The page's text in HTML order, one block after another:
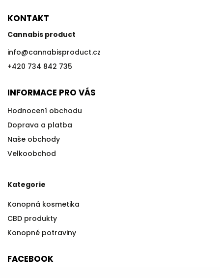
KONTAKT
Cannabis product
info@cannabisproduct.cz
+420 734 842 735
INFORMACE PRO VÁS
Hodnocení obchodu
Doprava a platba
Naše obchody
Velkoobchod
Kategorie
Konopná kosmetika
CBD produkty
Konopné potraviny
FACEBOOK